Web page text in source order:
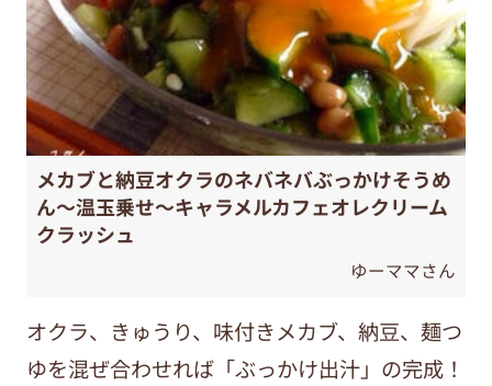
メカブと納豆オクラのネバネバぶっかけそうめ
ん〜温玉乗せ〜キャラメルカフェオレクリーム
クラッシュ
ゆーママさん
オクラ、きゅうり、味付きメカブ、納豆、麺つ
ゆを混ぜ合わせれば「ぶっかけ出汁」の完成！